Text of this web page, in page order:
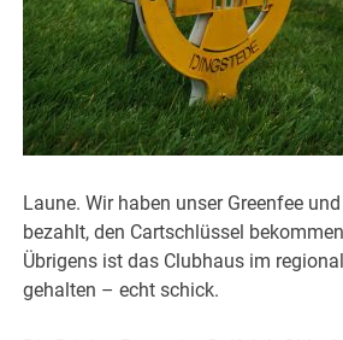
Laune. Wir haben unser Greenfee
bezahlt, den Cartschlüssel
Übrigens ist das Clubhaus im
gehalten – echt schick.